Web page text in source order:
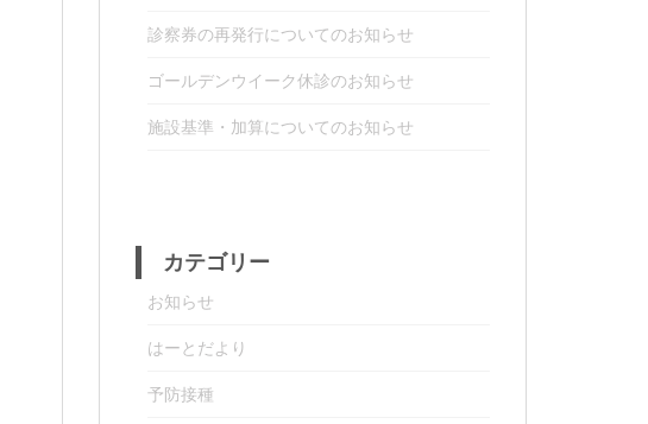
診察券の再発行についてのお知らせ
ゴールデンウイーク休診のお知らせ
施設基準・加算についてのお知らせ
カテゴリー
お知らせ
はーとだより
予防接種